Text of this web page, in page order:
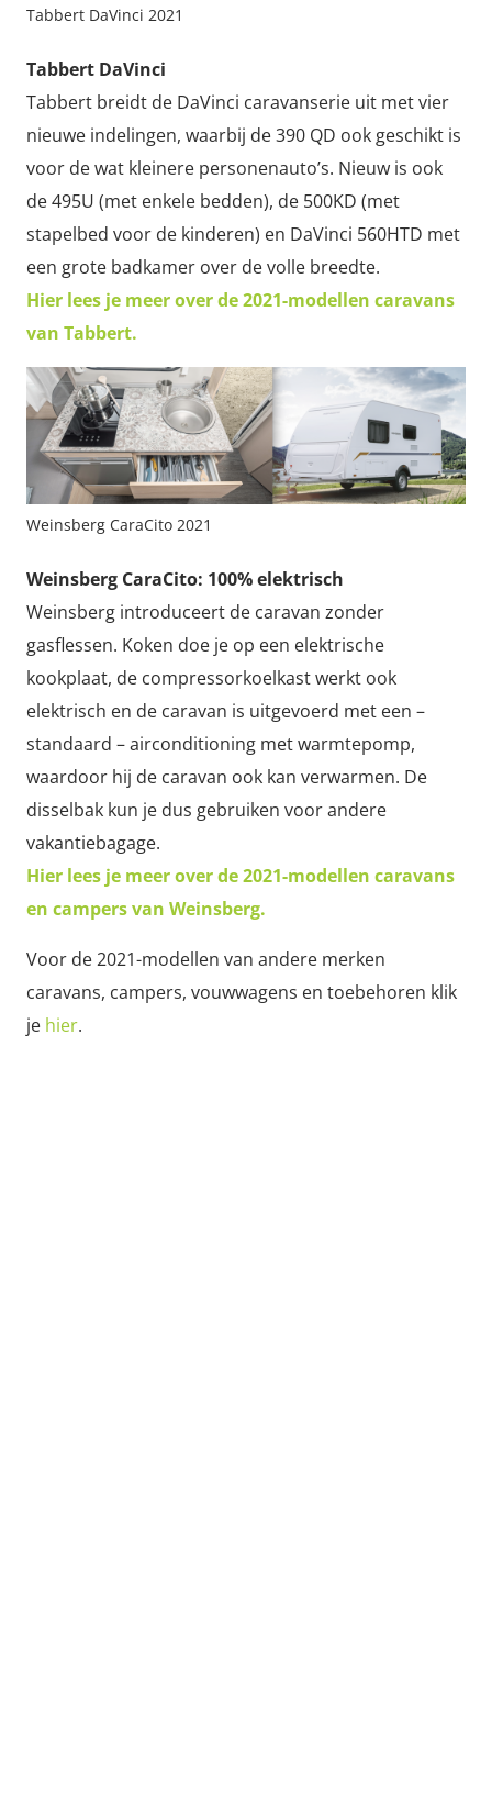
Tabbert DaVinci 2021
Tabbert DaVinci
Tabbert breidt de DaVinci caravanserie uit met vier
nieuwe indelingen, waarbij de 390 QD ook geschikt is
voor de wat kleinere personenauto’s. Nieuw is ook
de 495U (met enkele bedden), de 500KD (met
stapelbed voor de kinderen) en DaVinci 560HTD met
een grote badkamer over de volle breedte.
Hier lees je meer over de 2021-modellen caravans
van Tabbert.
Weinsberg CaraCito 2021
Weinsberg CaraCito: 100% elektrisch
Weinsberg introduceert de caravan zonder
gasflessen. Koken doe je op een elektrische
kookplaat, de compressorkoelkast werkt ook
elektrisch en de caravan is uitgevoerd met een –
standaard – airconditioning met warmtepomp,
waardoor hij de caravan ook kan verwarmen. De
disselbak kun je dus gebruiken voor andere
vakantiebagage.
Hier lees je meer over de 2021-modellen caravans
en campers van Weinsberg.
Voor de 2021-modellen van andere merken
caravans, campers, vouwwagens en toebehoren klik
je hier.